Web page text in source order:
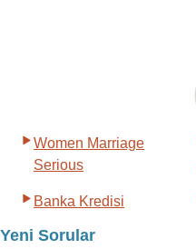
Women Marriage
Serious
Banka Kredisi
Yeni Sorular